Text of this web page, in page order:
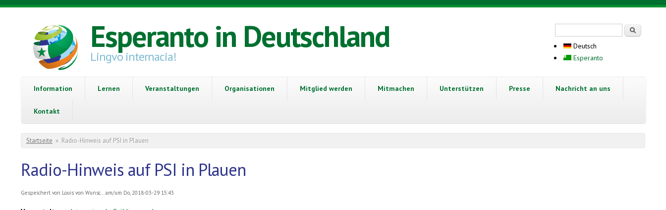
Direkt zum Inhalt
Esperanto in Deutschland
Lingvo internacia!
Deutsch
Esperanto
Information Lernen Veranstaltungen Organisationen Mitglied werden Mitmachen Unterstützen Presse Nachricht an uns
Kontakt
Sie sind hier
Startseite » Radio-Hinweis auf PSI in Plauen
Radio-Hinweis auf PSI in Plauen
Gespeichert von Louis von Wunsc...am/um Do, 2018-03-29 15:43